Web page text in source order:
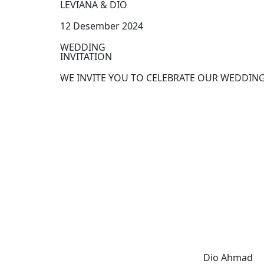
LEVIANA & DIO
12 Desember 2024
WEDDING
INVITATION
WE INVITE YOU TO CELEBRATE OUR
Dio Ahmad